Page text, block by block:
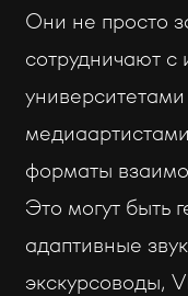
Они не просто
сотрудничают
форматы
Это могут быть
адаптивные
экскурсоводы,